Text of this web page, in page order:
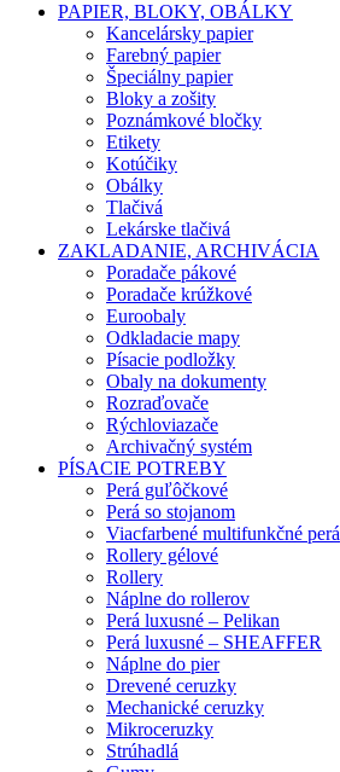
PAPIER, BLOKY, OBÁLKY
Kancelársky papier
Farebný papier
Špeciálny papier
Bloky a zošity
Poznámkové bločky
Etikety
Kotúčiky
Obálky
Tlačivá
Lekárske tlačivá
ZAKLADANIE, ARCHIVÁCIA
Poradače pákové
Poradače krúžkové
Euroobaly
Odkladacie mapy
Písacie podložky
Obaly na dokumenty
Rozraďovače
Rýchloviazače
Archivačný systém
PÍSACIE POTREBY
Perá guľôčkové
Perá so stojanom
Viacfarbené multifunkčné perá
Rollery gélové
Rollery
Náplne do rollerov
Perá luxusné – Pelikan
Perá luxusné – SHEAFFER
Náplne do pier
Drevené ceruzky
Mechanické ceruzky
Mikroceruzky
Strúhadlá